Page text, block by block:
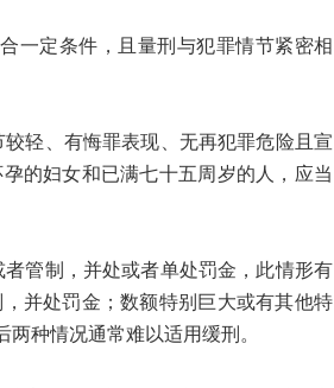
定条件，且量刑与犯罪情节紧密相
轻、有悔罪表现、无再犯罪危险且宣
的妇女和已满七十五周岁的人，应当
管制，并处或者单处罚金，此情形有
并处罚金；数额特别巨大或有其他特
种情况通常难以适用缓刑。